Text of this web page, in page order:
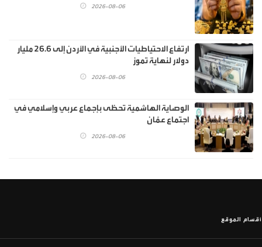
2026-08-06
ارتفاع الاحتياطيات الأجنبية في الأردن إلى 26.6 مليار
دولار لنهاية تموز
2026-08-06
الوصاية الهاشمية تحظى بإجماع عربي وإسلامي في
اجتماع عمّان
2026-08-06
أقسام الموقع